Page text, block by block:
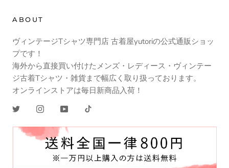
ABOUT
ヴィンテージTシャツ専門店 古着屋yutoriの公式通販ショッ
プです！
海外から直接買い付けたメンズ・レディース・ヴィンテー
ジ古着Tシャツ・雑貨まで幅広く取り扱っております。
オンラインストアは毎日新商品入荷！